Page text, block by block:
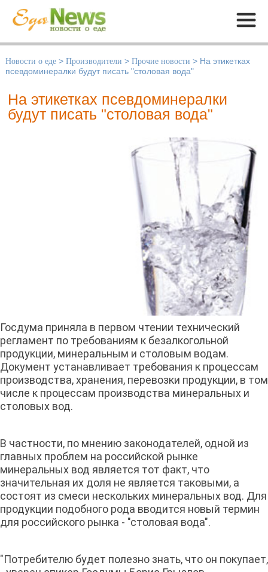
Меню
Новости о еде > Производители > Прочие новости > На этикетках
псевдоминералки будут писать "столовая вода"
На этикетках псевдоминералки
будут писать "столовая вода"
Госдума приняла в первом чтении технический
регламент по требованиям к безалкогольной
продукции, минеральным и столовым водам.
Документ устанавливает требования к процессам
производства, хранения, перевозки продукции, в том
числе к процессам производства минеральных и
столовых вод.
В частности, по мнению законодателей, одной из
главных проблем на российской рынке
минеральных вод является тот факт, что
значительная их доля не является таковыми, а
состоят из смеси нескольких минеральных вод. Для
продукции подобного рода вводится новый термин
для российского рынка - "столовая вода".
"Потребителю будет полезно знать, что он покупает,